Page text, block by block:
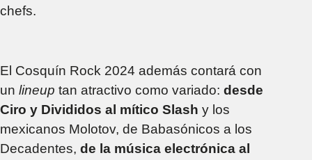
chefs.
El Cosquín Rock 2024 además contará con
un lineup tan atractivo como variado: desde
Ciro y Divididos al mítico Slash y los
mexicanos Molotov, de Babasónicos a los
Decadentes, de la música electrónica al